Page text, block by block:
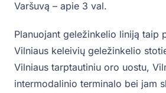
Varšuvą – apie 3 val.
Planuojant geležinkelio liniją taip
Vilniaus keleivių geležinkelio
Vilniaus tarptautiniu oro uostu,
intermodalinio terminalo bei jam